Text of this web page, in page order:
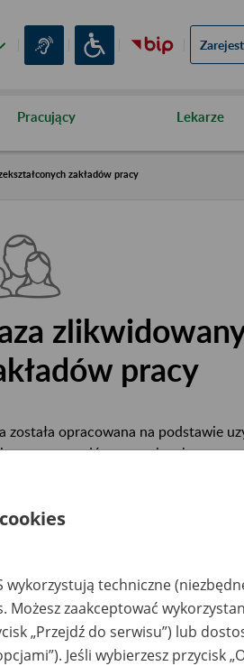
Pracujący Lekarze
zakładów pracy
pracy
została opracowana na podstawie
urzędów centralnych oraz
informacje na temat
informacje o miejscu
tych zakładów).
można przesyłać poprzez
zakładu pracy:
wykorzystują techniczne
Możesz zaakceptować
„Przejdź do serwisu”) lub
Jeśli wybierzesz przycisk